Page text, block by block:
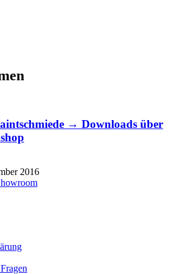
→ Downloads über
2016